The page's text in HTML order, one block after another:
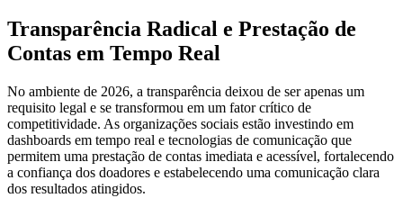
Transparência Radical e Prestação de
Contas em Tempo Real
No ambiente de 2026, a transparência deixou de ser apenas um
requisito legal e se transformou em um fator crítico de
competitividade. As organizações sociais estão investindo em
dashboards em tempo real e tecnologias de comunicação que
permitem uma prestação de contas imediata e acessível, fortalecendo
a confiança dos doadores e estabelecendo uma comunicação clara
dos resultados atingidos.